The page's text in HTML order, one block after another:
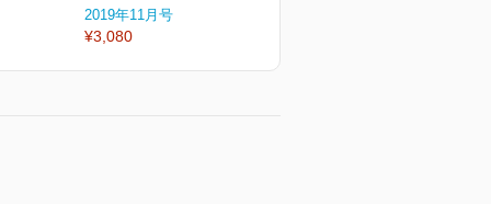
2019年11月号
¥3,080